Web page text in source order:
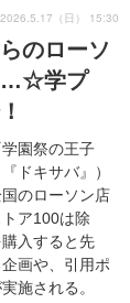
ズ
外
ネス
ィスト
写
ント
談会
ラマ
Cafe
のローソ
…☆学プ
園祭の王子
ドキサバ』）
のローソン店
ア100は除
入すると先
画や、引用ポ
施される。
2026.5.17（日） 15:30